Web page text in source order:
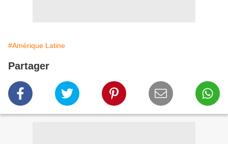
#Amérique Latine
Partager